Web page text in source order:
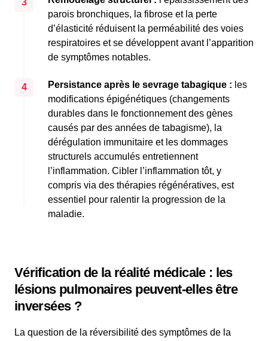
3
parois bronchiques, la fibrose et la perte
d’élasticité réduisent la perméabilité des voies
respiratoires et se développent avant l’apparition
de symptômes notables.
4 Persistance après le sevrage tabagique : les
modifications épigénétiques (changements
durables dans le fonctionnement des gènes
causés par des années de tabagisme), la
dérégulation immunitaire et les dommages
structurels accumulés entretiennent
l’inflammation. Cibler l’inflammation tôt, y
compris via des thérapies régénératives, est
essentiel pour ralentir la progression de la
maladie.
Vérification de la réalité médicale : les
lésions pulmonaires peuvent-elles être
inversées ?
La question de la réversibilité des symptômes de la